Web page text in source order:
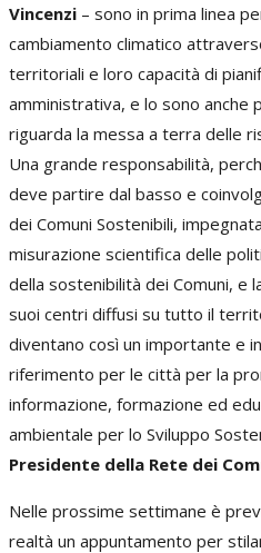
Vincenzi – sono in prima linea
cambiamento climatico
territoriali e loro capacità di
amministrativa, e lo sono anche
riguarda la messa a terra delle
Una grande responsabilità,
deve partire dal basso e
dei Comuni Sostenibili,
misurazione scientifica delle
della sostenibilità dei Comuni, e
suoi centri diffusi su tutto il
diventano così un importante e
riferimento per le città per la
informazione, formazione ed
ambientale per lo Sviluppo
Presidente della Rete dei
Nelle prossime settimane è
realtà un appuntamento per